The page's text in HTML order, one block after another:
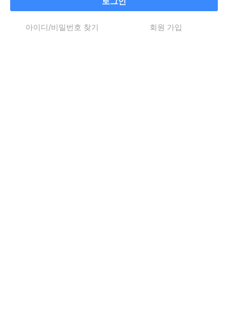
아이디/비밀번호 찾기 회원 가입